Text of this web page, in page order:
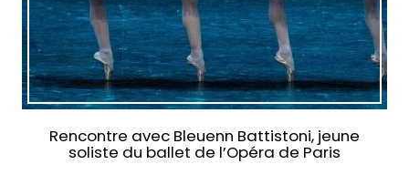
Rencontre avec Bleuenn Battistoni, jeune
soliste du ballet de l’Opéra de Paris